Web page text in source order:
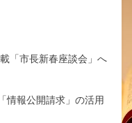
「市長新春座談会」へ
情報公開請求」の活用